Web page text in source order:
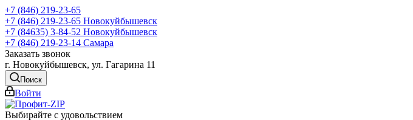
+7 (846) 219-23-65
+7 (846) 219-23-65 Новокуйбышевск
+7 (84635) 3-84-52 Новокуйбышевск
+7 (846) 219-23-14 Самара
Заказать звонок
г. Новокуйбышевск, ул. Гагарина 11
Поиск
Войти
Выбирайте с удовольствием